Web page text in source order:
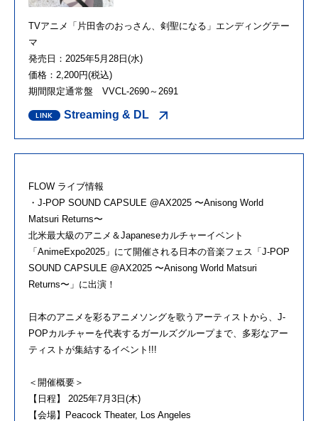
TVアニメ「片田舎のおっさん、剣聖になる」エンディングテー
マ
発売日：2025年5月28日(水)
価格：2,200円(税込)
期間限定通常盤 VVCL-2690～2691
Streaming & DL
FLOW ライブ情報
・J-POP SOUND CAPSULE @AX2025 〜Anisong World
Matsuri Returns〜
北米最大級のアニメ＆Japaneseカルチャーイベント
「AnimeExpo2025」にて開催される日本の音楽フェス「J-POP
SOUND CAPSULE @AX2025 〜Anisong World Matsuri
Returns〜」に出演！
日本のアニメを彩るアニメソングを歌うアーティストから、J-
POPカルチャーを代表するガールズグループまで、多彩なアー
ティストが集結するイベント!!!
＜開催概要＞
【日程】 2025年7月3日(木)
【会場】Peacock Theater, Los Angeles